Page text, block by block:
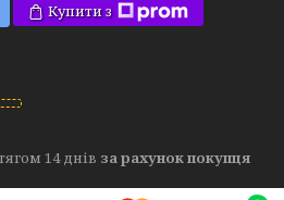
Купити з
14 днів за рахунок покупця